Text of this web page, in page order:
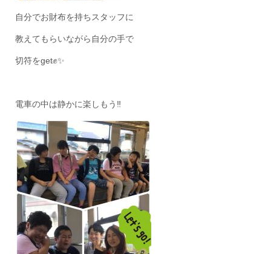
自分でお財布を持ちスタッフに
教えてもらいながら自分の手で
切符をget✊✨
電車の中は静かに楽しもう‼